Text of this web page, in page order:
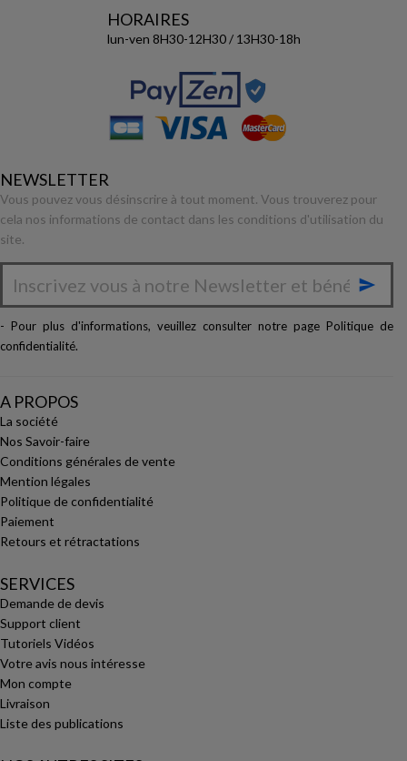
HORAIRES
lun-ven 8H30-12H30 / 13H30-18h
NEWSLETTER
Vous pouvez vous désinscrire à tout moment. Vous trouverez pour
cela nos informations de contact dans les conditions d'utilisation du
site.

- Pour plus d'informations, veuillez consulter notre page Politique de
confidentialité.
A PROPOS
La société
Nos Savoir-faire
Conditions générales de vente
Mention légales
Politique de confidentialité
Paiement
Retours et rétractations
SERVICES
Demande de devis
Support client
Tutoriels Vidéos
Votre avis nous intéresse
Mon compte
Livraison
Liste des publications